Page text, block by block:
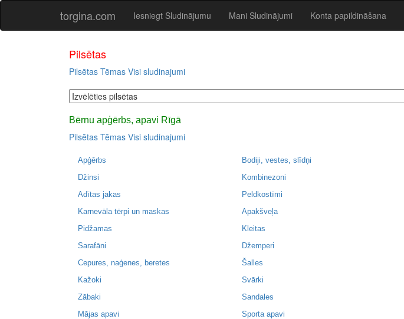
torgina.com Iesniegt Sludinājumu Mani Sludinājumi Konta papildināšana
Pilsētas
Pilsētas Tēmas Visi sludinajumi
Bērnu apģērbs, apavi Rīgā
Pilsētas Tēmas Visi sludinajumi
Apģērbs Bodiji, vestes, slīdņi
Džinsi
Kombinezoni
Adītas jakas
Peldkostīmi
Karnevāla tērpi un maskas
Apakšveļa
Pidžamas
Kleitas
Sarafāni
Džemperi
Cepures, naģenes, beretes
Šalles
Kažoki
Svārki
Zābaki
Sandales
Mājas apavi
Sporta apavi